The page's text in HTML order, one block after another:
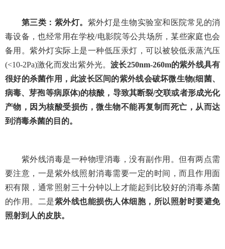
第三类：紫外灯。 紫外灯是生物实验室和医院常见的消
毒设备，也经常用在学校/电影院等公共场所，某些家庭也会
备用。紫外灯实际上是一种低压汞灯，可以被较低汞蒸汽压
(<10-2Pa)激化而发出紫外光。波长250nm-260m的紫外线具有
很好的杀菌作用，此波长区间的紫外线会破坏微生物(细菌、
病毒、芽孢等病原体)的核酸，导致其断裂/交联或者形成光化
产物，因为核酸受损伤，微生物不能再复制而死亡，从而达
到消毒杀菌的目的。
紫外线消毒是一种物理消毒，没有副作用。但有两点需
要注意，一是紫外线照射消毒需要一定的时间，而且作用面
积有限，通常照射三十分钟以上才能起到比较好的消毒杀菌
的作用。二是紫外线也能损伤人体细胞，所以照射时要避免
照射到人的皮肤。